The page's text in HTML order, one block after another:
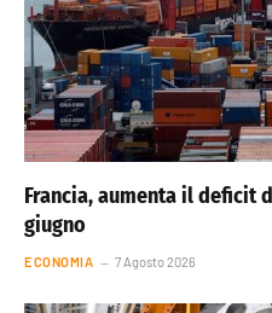
Francia, aumenta il deficit
giugno
ECONOMIA 7 Agosto 2026